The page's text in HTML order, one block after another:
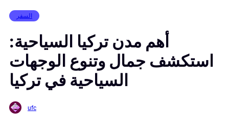
السفر
أهم مدن تركيا السياحية:
استكشف جمال وتنوع الوجهات
السياحية في تركيا
ufc